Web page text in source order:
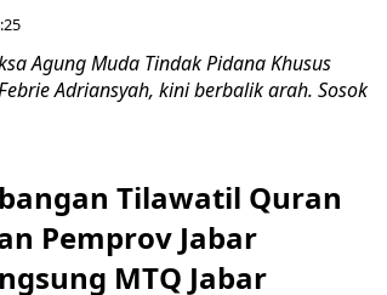
Agung Muda Tindak Pidana Khusus
Adriansyah, kini berbalik arah. Sosok
Tilawatil Quran
Pemprov Jabar
MTQ Jabar